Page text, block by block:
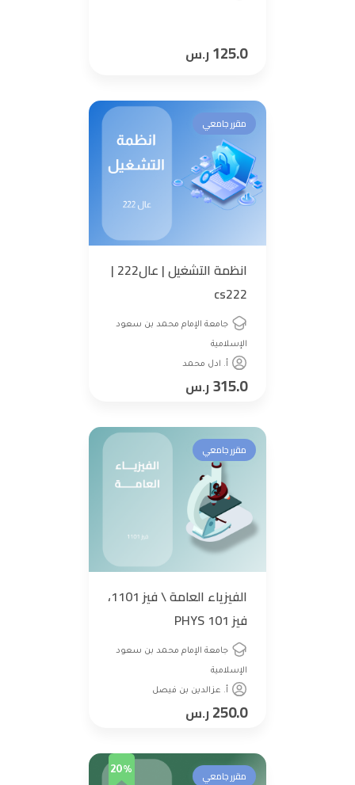
125.0ر.س
مقرر جامعي
انظمة التشغيل | عال222 |
cs222
جامعة الإمام محمد بن سعود
الإسلامية
أ. ادل محمد
315.0ر.س
مقرر جامعي
الفيزياء العامة \ فيز 1101،
فيز 101 PHYS
جامعة الإمام محمد بن سعود
الإسلامية
أ. عزالدين بن فيصل
250.0ر.س
مقرر جامعي 20%